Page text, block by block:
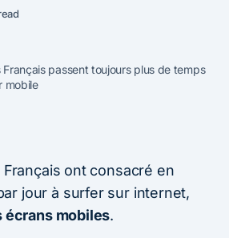
Français passent toujours plus de temps
mobile
ont consacré en
jour à surfer sur internet,
écrans mobiles.